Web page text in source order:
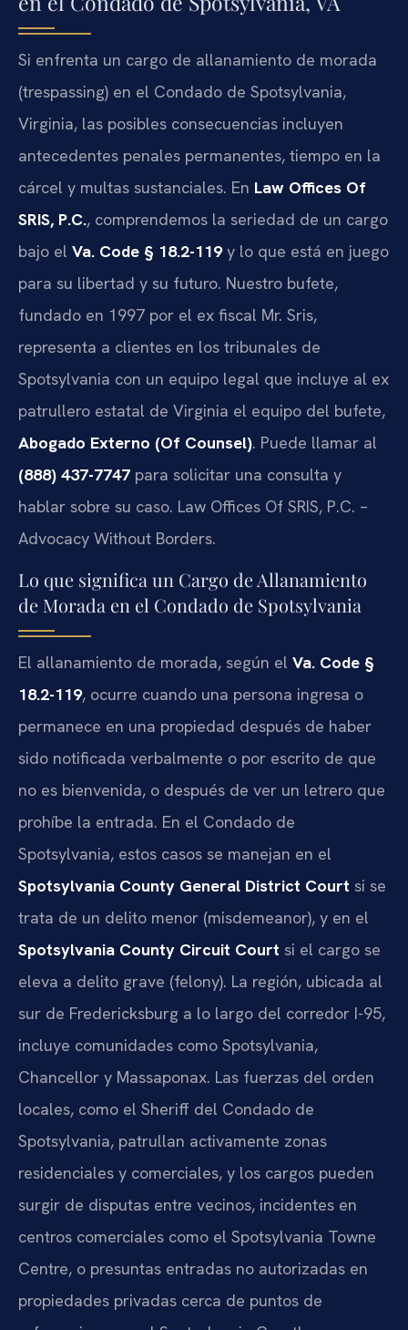
Si enfrenta un cargo de allanamiento de morada
(trespassing) en el Condado de Spotsylvania,
Virginia, las posibles consecuencias incluyen
antecedentes penales permanentes, tiempo en la
cárcel y multas sustanciales. En Law Offices Of
SRIS, P.C., comprendemos la seriedad de un cargo
bajo el Va. Code § 18.2-119y lo que está en juego
para su libertad y su futuro. Nuestro bufete,
fundado en 1997 por el ex fiscal Mr. Sris,
representa a clientes en los tribunales de
Spotsylvania con un equipo legal que incluye al ex
patrullero estatal de Virginia el equipo del bufete,
Abogado Externo (Of Counsel). Puede llamar al
(888) 437-7747 para solicitar una consulta y
hablar sobre su caso. Law Offices Of SRIS, P.C. –
Advocacy Without Borders.
Lo que significa un Cargo de Allanamiento
de Morada en el Condado de Spotsylvania
El allanamiento de morada, según el Va. Code §
18.2-119, ocurre cuando una persona ingresa o
permanece en una propiedad después de haber
sido notificada verbalmente o por escrito de que
no es bienvenida, o después de ver un letrero que
prohíbe la entrada. En el Condado de
Spotsylvania, estos casos se manejan en el
Spotsylvania County General District Court si se
trata de un delito menor (misdemeanor), y en el
Spotsylvania County Circuit Court si el cargo se
eleva a delito grave (felony). La región, ubicada al
sur de Fredericksburg a lo largo del corredor I-95,
incluye comunidades como Spotsylvania,
Chancellor y Massaponax. Las fuerzas del orden
locales, como el Sheriff del Condado de
Spotsylvania, patrullan activamente zonas
residenciales y comerciales, y los cargos pueden
surgir de disputas entre vecinos, incidentes en
centros comerciales como el Spotsylvania Towne
Centre, o presuntas entradas no autorizadas en
propiedades privadas cerca de puntos de